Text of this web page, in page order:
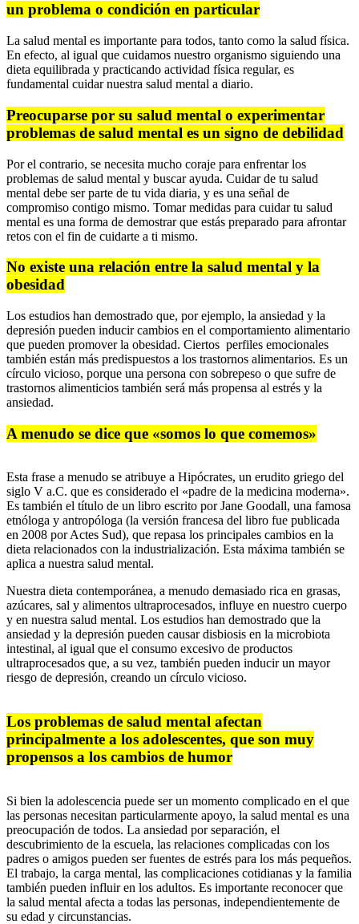
un problema o condición en particular
La salud mental es importante para todos, tanto como la salud física.
En efecto, al igual que cuidamos nuestro organismo siguiendo una
dieta equilibrada y practicando actividad física regular, es
fundamental cuidar nuestra salud mental a diario.
Preocuparse por su salud mental o experimentar
problemas de salud mental es un signo de debilidad
Por el contrario, se necesita mucho coraje para enfrentar los
problemas de salud mental y buscar ayuda. Cuidar de tu salud
mental debe ser parte de tu vida diaria, y es una señal de
compromiso contigo mismo. Tomar medidas para cuidar tu salud
mental es una forma de demostrar que estás preparado para afrontar
retos con el fin de cuidarte a ti mismo.
No existe una relación entre la salud mental y la
obesidad
Los estudios han demostrado que, por ejemplo, la ansiedad y la
depresión pueden inducir cambios en el comportamiento alimentario
que pueden promover la obesidad. Ciertos perfiles emocionales
también están más predispuestos a los trastornos alimentarios. Es un
círculo vicioso, porque una persona con sobrepeso o que sufre de
trastornos alimenticios también será más propensa al estrés y la
ansiedad.
A menudo se dice que «somos lo que comemos»
Esta frase a menudo se atribuye a Hipócrates, un erudito griego del
siglo V a.C. que es considerado el «padre de la medicina moderna».
Es también el título de un libro escrito por Jane Goodall, una famosa
etnóloga y antropóloga (la versión francesa del libro fue publicada
en 2008 por Actes Sud), que repasa los principales cambios en la
dieta relacionados con la industrialización. Esta máxima también se
aplica a nuestra salud mental.
Nuestra dieta contemporánea, a menudo demasiado rica en grasas,
azúcares, sal y alimentos ultraprocesados, influye en nuestro cuerpo
y en nuestra salud mental. Los estudios han demostrado que la
ansiedad y la depresión pueden causar disbiosis en la microbiota
intestinal, al igual que el consumo excesivo de productos
ultraprocesados que, a su vez, también pueden inducir un mayor
riesgo de depresión, creando un círculo vicioso.
Los problemas de salud mental afectan
principalmente a los adolescentes, que son muy
propensos a los cambios de humor
Si bien la adolescencia puede ser un momento complicado en el que
las personas necesitan particularmente apoyo, la salud mental es una
preocupación de todos. La ansiedad por separación, el
descubrimiento de la escuela, las relaciones complicadas con los
padres o amigos pueden ser fuentes de estrés para los más pequeños.
El trabajo, la carga mental, las complicaciones cotidianas y la familia
también pueden influir en los adultos. Es importante reconocer que
la salud mental afecta a todas las personas, independientemente de
su edad y circunstancias.